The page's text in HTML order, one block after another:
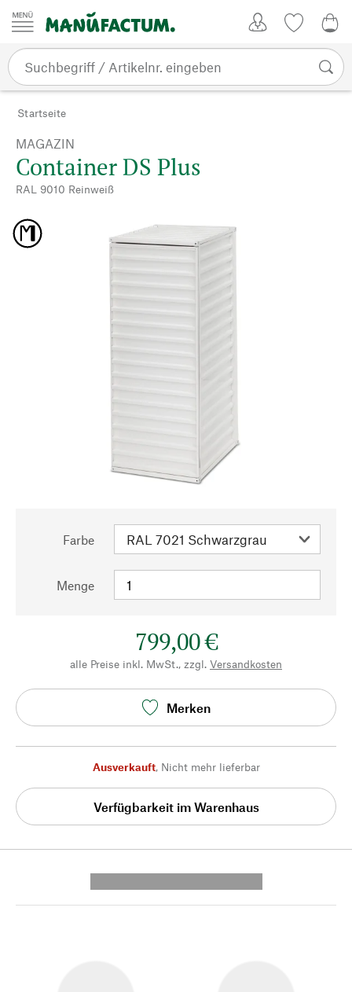
Zum Inhalt springen
Startseite
MAGAZIN
Container DS Plus
RAL 9010 Reinweiß
Farbe
Menge
799,00 €
alle Preise inkl. MwSt., zzgl. Versandkosten
Merken
Ausverkauft, Nicht mehr lieferbar
Verfügbarkeit im Warenhaus